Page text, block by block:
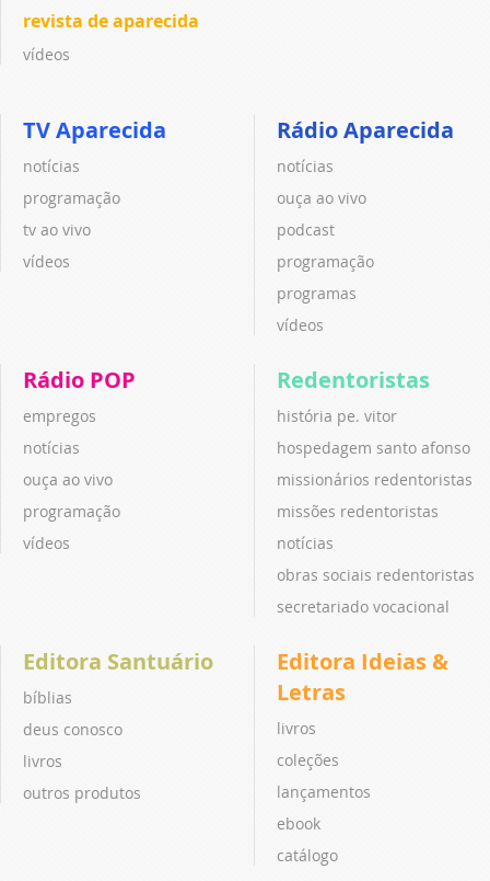
revista de aparecida
vídeos
TV Aparecida
notícias
programação
tv ao vivo
vídeos
Rádio Aparecida
notícias
ouça ao vivo
podcast
programação
programas
vídeos
Rádio POP
empregos
notícias
ouça ao vivo
programação
vídeos
Redentoristas
história pe. vitor
hospedagem santo afonso
missionários redentoristas
missões redentoristas
notícias
obras sociais redentoristas
secretariado vocacional
Editora Santuário
bíblias
deus conosco
livros
outros produtos
Editora Ideias &
Letras
livros
coleções
lançamentos
ebook
catálogo